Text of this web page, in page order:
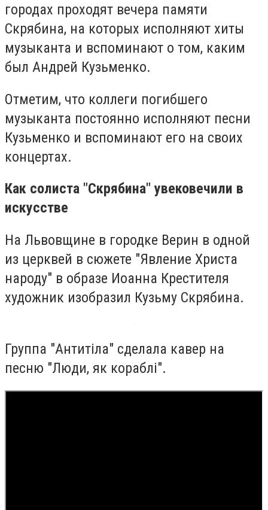
городах проходят вечера памяти
Скрябина, на которых исполняют хиты
музыканта и вспоминают о том, каким
был Андрей Кузьменко.
Отметим, что коллеги погибшего
музыканта постоянно исполняют песни
Кузьменко и вспоминают его на своих
концертах.
Как солиста "Скрябина" увековечили в
искусстве
На Львовщине в городке Верин в одной
из церквей в сюжете "Явление Христа
народу" в образе Иоанна Крестителя
художник изобразил Кузьму Скрябина.
Группа "Антитіла" сделала кавер на
песню "Люди, як кораблі".